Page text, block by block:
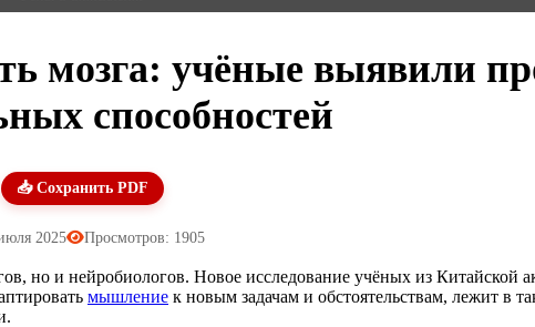
мозга: учёные выявили
способностей
📥 Сохранить PDF
2025 Просмотров: 1905
но и нейробиологов. Новое исследование учёных из Китайской
мышление к новым задачам и обстоятельствам, лежит в